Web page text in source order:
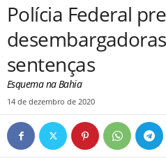
Polícia Federal
sentenças
Esquema na Bahia
14 de dezembro de 2020